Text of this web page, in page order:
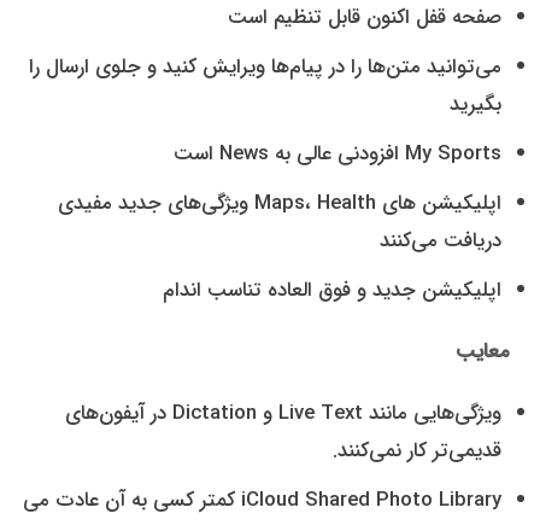
صفحه قفل اکنون قابل تنظیم است
می‌توانید متن‌ها را در پیام‌ها ویرایش کنید و جلوی ارسال را
بگیرید
My Sports افزودنی عالی به News است
اپلیکیشن های Maps، Health ویژگی‌های جدید مفیدی
دریافت می‌کنند
اپلیکیشن جدید و فوق العاده تناسب اندام
معایب
ویژگی‌هایی مانند Live Text و Dictation در آیفون‌های
قدیمی‌تر کار نمی‌کنند.
iCloud Shared Photo Library کمتر کسی به آن عادت می